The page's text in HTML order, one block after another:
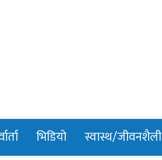
भिडियो स्वास्थ/जीवनशैली